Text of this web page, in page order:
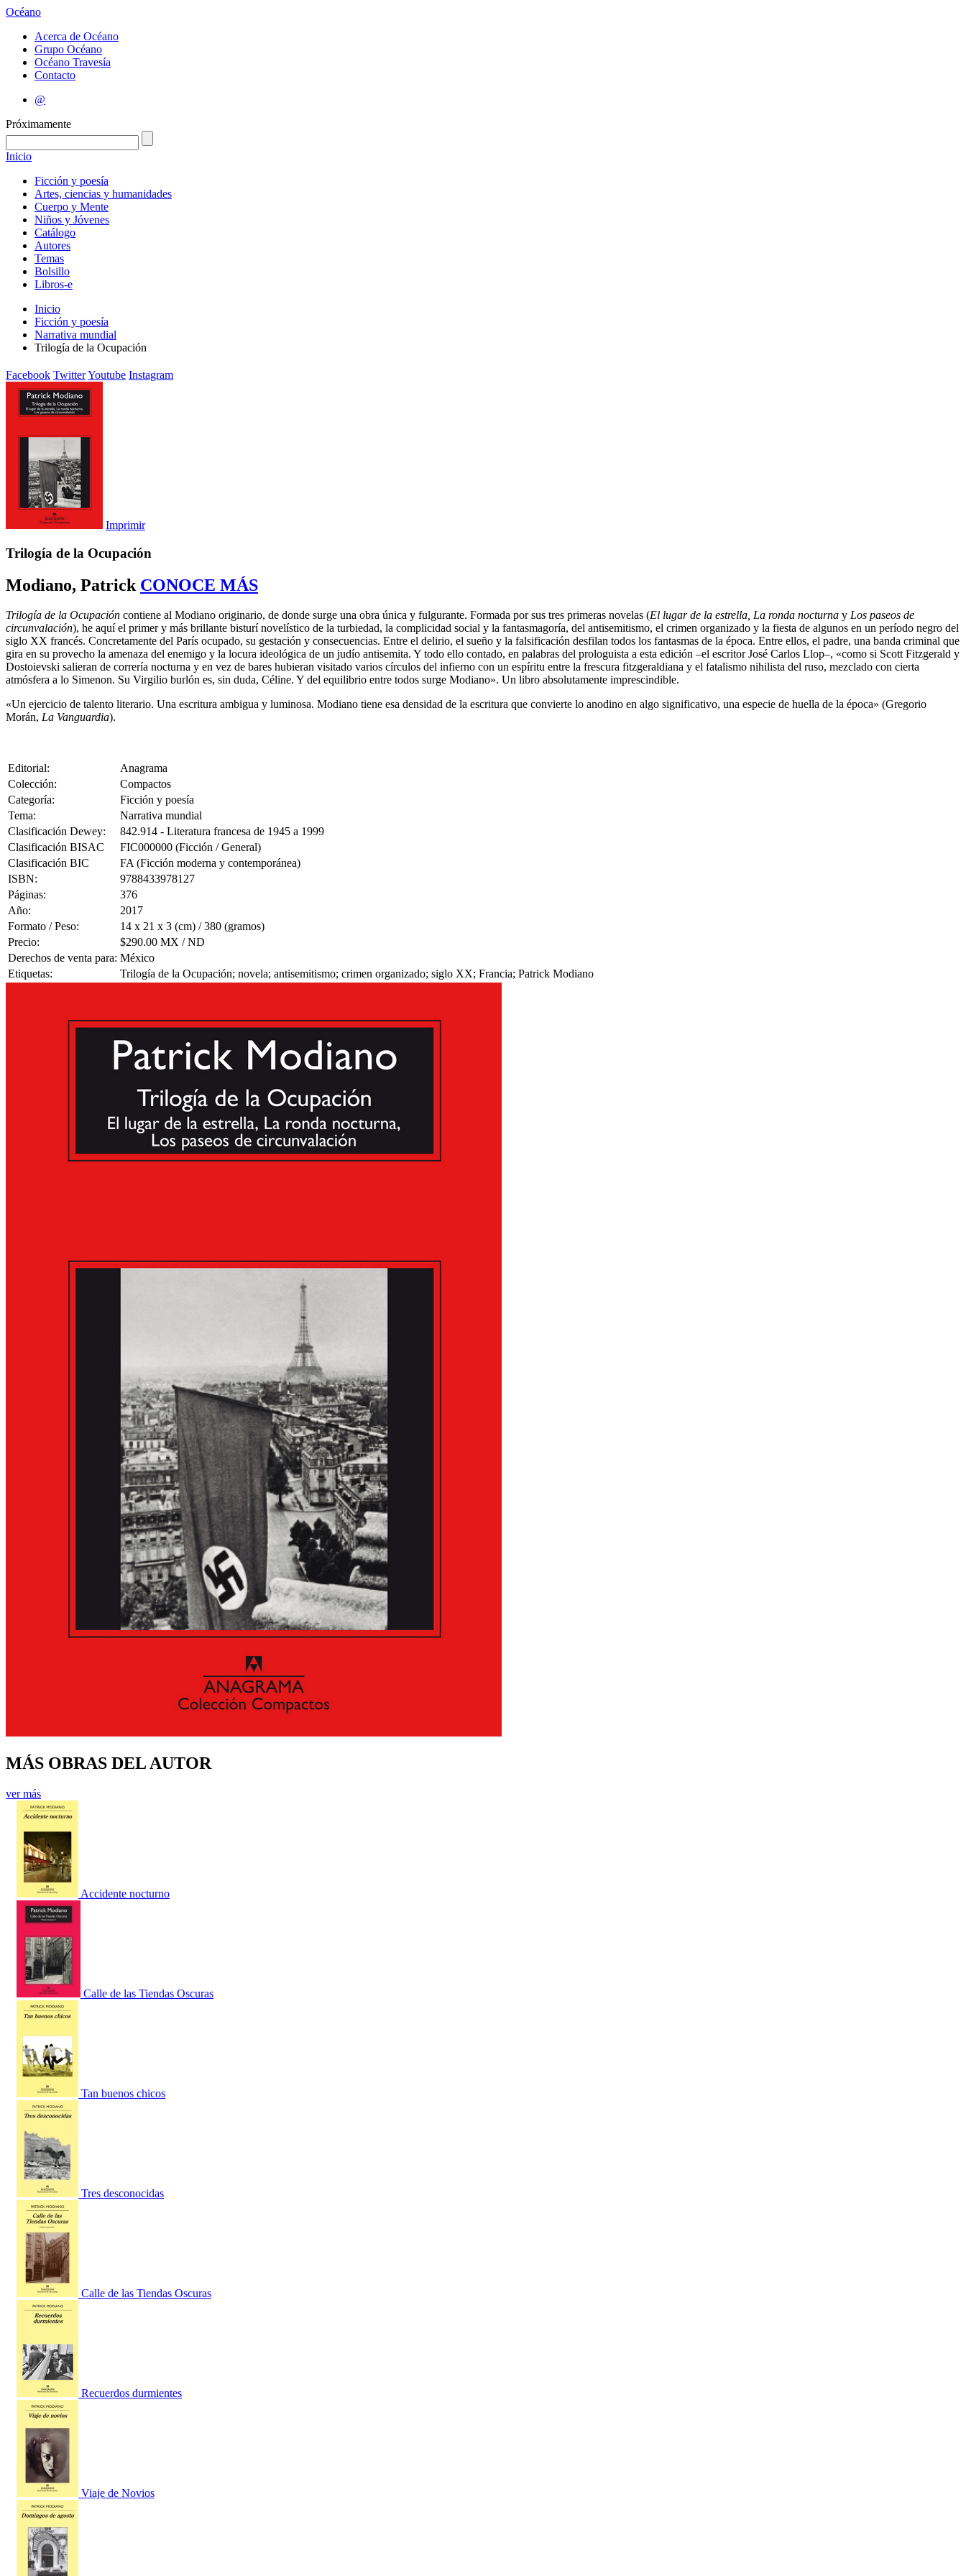
Océano
Acerca de Océano
Grupo Océano
Océano Travesía
Contacto
@
Próximamente
Inicio
Ficción y poesía
Artes, ciencias y humanidades
Cuerpo y Mente
Niños y Jóvenes
Catálogo
Autores
Temas
Bolsillo
Libros-e
Inicio
Ficción y poesía
Narrativa mundial
Trilogía de la Ocupación
Facebook TwitterYoutube Instagram
Imprimir
Trilogía de la Ocupación
Modiano, Patrick CONOCE MÁS
Trilogía de la Ocupación contiene al Modiano originario, de donde surge una obra única y fulgurante. Formada por sus tres primeras novelas (El lugar de la estrella, La ronda nocturna y Los paseos de
circunvalación), he aquí el primer y más brillante bisturí novelístico de la turbiedad, la complicidad social y la fantasmagoría, del antisemitismo, el crimen organizado y la fiesta de algunos en un período negro del
siglo XX francés. Concretamente del París ocupado, su gestación y consecuencias. Entre el delirio, el sueño y la falsificación desfilan todos los fantasmas de la época. Entre ellos, el padre, una banda criminal que
gira en su provecho la amenaza del enemigo y la locura ideológica de un judío antisemita. Y todo ello contado, en palabras del prologuista a esta edición –el escritor José Carlos Llop–, «como si Scott Fitzgerald y
Dostoievski salieran de correría nocturna y en vez de bares hubieran visitado varios círculos del infierno con un espíritu entre la frescura fitzgeraldiana y el fatalismo nihilista del ruso, mezclado con cierta
atmósfera a lo Simenon. Su Virgilio burlón es, sin duda, Céline. Y del equilibrio entre todos surge Modiano». Un libro absolutamente imprescindible.
«Un ejercicio de talento literario. Una escritura ambigua y luminosa. Modiano tiene esa densidad de la escritura que convierte lo anodino en algo significativo, una especie de huella de la época» (Gregorio
Morán, La Vanguardia).
Editorial:
Anagrama
Colección:
Compactos
Categoría:
Ficción y poesía
Tema:
Narrativa mundial
Clasificación Dewey:
842.914 - Literatura francesa de 1945 a 1999
Clasificación BISAC
FIC000000 (Ficción / General)
Clasificación BIC
FA (Ficción moderna y contemporánea)
ISBN:
9788433978127
Páginas:
376
Año:
2017
Formato / Peso:
14 x 21 x 3 (cm) / 380 (gramos)
Precio:
$290.00 MX / ND
Derechos de venta para: México
Etiquetas:
Trilogía de la Ocupación; novela; antisemitismo; crimen organizado; siglo XX; Francia; Patrick Modiano
MÁS OBRAS DEL AUTOR
ver más
Accidente nocturno
Calle de las Tiendas Oscuras
Tan buenos chicos
Tres desconocidas
Calle de las Tiendas Oscuras
Recuerdos durmientes
Viaje de Novios